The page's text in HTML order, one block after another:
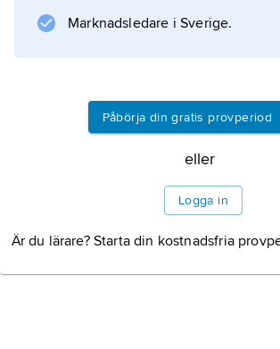
Picturing Will
(1989; ”Bilden av Will”) och
generationens försök att
Information om artikeln
Marknadsledare i Sverige.
Påbörja din gratis provperiod
eller
Logga in
Är du lärare? Starta din kostnadsfria